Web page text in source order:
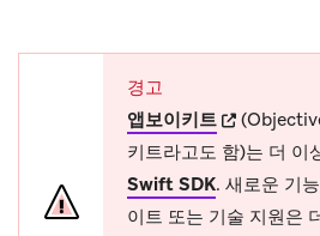
경고
앱보이키트(opens in
키트라고도 함)는 더 이
Swift SDK. 새로운 기
이트 또는 기술 지원은